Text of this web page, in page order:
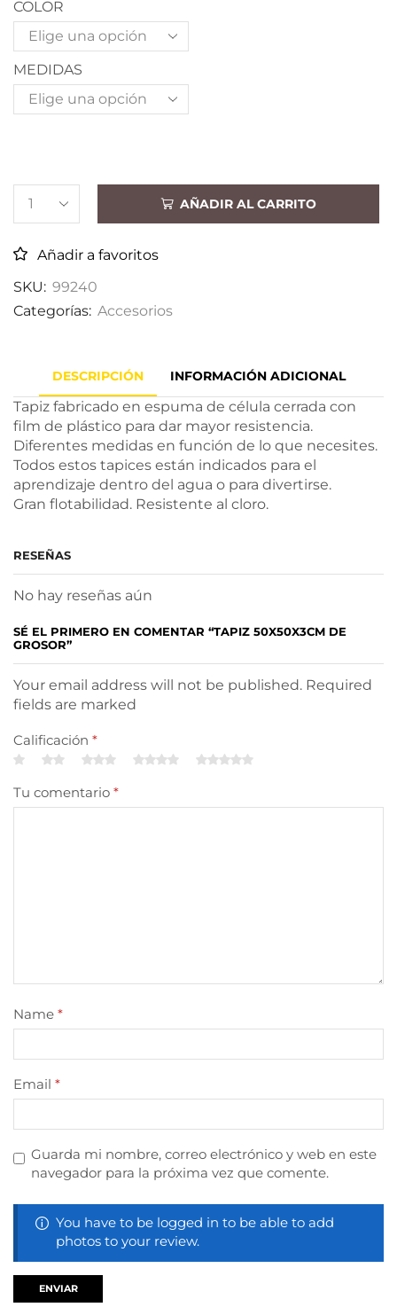
COLOR
MEDIDAS
AÑADIR AL CARRITO
Añadir a favoritos
SKU: 99240
Categorías: Accesorios
DESCRIPCIÓN INFORMACIÓN ADICIONAL
Tapiz fabricado en espuma de célula cerrada con
film de plástico para dar mayor resistencia.
Diferentes medidas en función de lo que necesites.
Todos estos tapices están indicados para el
aprendizaje dentro del agua o para divertirse.
Gran flotabilidad. Resistente al cloro.
RESEÑAS
No hay reseñas aún
SÉ EL PRIMERO EN COMENTAR “TAPIZ 50X50X3CM DE
GROSOR”
Your email address will not be published. Required
fields are marked
Calificación *
Tu comentario *
Name *
Email *
Guarda mi nombre, correo electrónico y web en este
navegador para la próxima vez que comente.
You have to be logged in to be able to add
photos to your review.